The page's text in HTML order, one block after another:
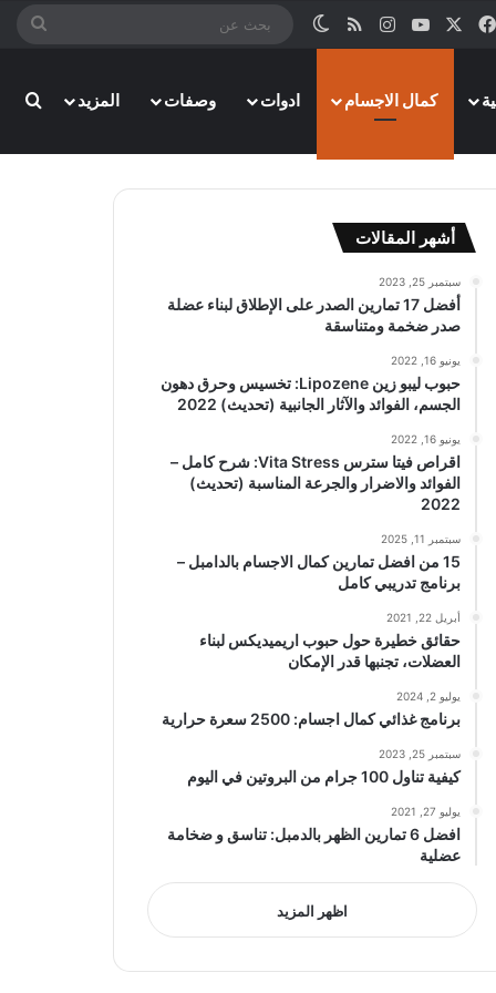
فيسبوك ‫YouTubeانستقرامملخص الموقع RSS
الوضع المظلم
بحث
كمال الاجسام ادوات وصفات المزيد
أشهر المقالات
سبتمبر 25, 2023
أفضل 17 تمارين الصدر على الإطلاق لبناء عضلة
صدر ضخمة ومتناسقة
يونيو 16, 2022
حبوب ليبو زين Lipozene: تخسيس وحرق دهون
الجسم، الفوائد والآثار الجانبية (تحديث) 2022
يونيو 16, 2022
اقراص فيتا سترس Vita Stress: شرح كامل –
الفوائد والاضرار والجرعة المناسبة (تحديث)
2022
سبتمبر 11, 2025
15 من افضل تمارين كمال الاجسام بالدامبل –
برنامج تدريبي كامل
أبريل 22, 2021
حقائق خطيرة حول حبوب اريميديكس لبناء
العضلات، تجنبها قدر الإمكان
يوليو 2, 2024
برنامج غذائي كمال اجسام: 2500 سعرة حرارية
سبتمبر 25, 2023
كيفية تناول 100 جرام من البروتين في اليوم
يوليو 27, 2021
افضل 6 تمارين الظهر بالدمبل: تناسق و ضخامة
عضلية
اظهر المزيد